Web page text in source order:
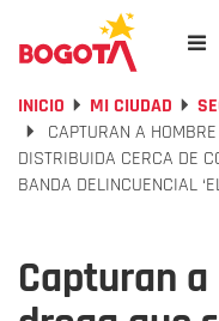
INICIO MI CIUDAD
CAPTURAN A
DISTRIBUIDA CERCA DE
BANDA DELINCUENCIAL
Capturan